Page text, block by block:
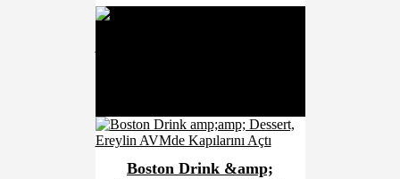
Boston Drink &amp;